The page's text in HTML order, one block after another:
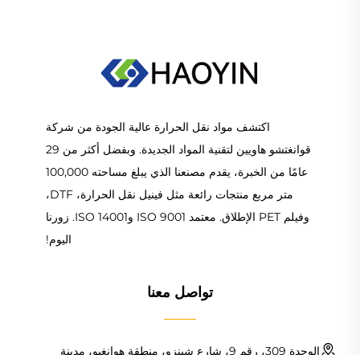
اكتشف مواد نقل الحرارة عالية الجودة من شركة
قوانغتشو هاويين لتقنية المواد الجديدة. وبفضل أكثر من 29
عامًا من الخبرة، يقدم مصنعنا الذي يبلغ مساحته 100,000
متر مربع منتجات رائعة مثل فينيل نقل الحرارة، DTF،
وفيلم PET الإطلاق. معتمد ISO 9001 وISO 14001. زورنا
اليوم!
تواصل معنا
الوحدة 309، رقم 9، شارع شينزو، منطقة هوانغبو، مدينة